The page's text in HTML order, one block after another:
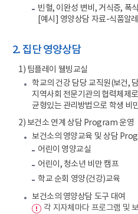
빈혈, 이완성 변비, 거식증, 폭
[예시] 영양상담 자료-식품알레
2. 집단 영양상담
1) 팀플레이 웰빙교실
학교의 건강 담당 교직원(보건,
지역사회 전문기관의 협력체제
균형있는 관리방법으로 학생 비
2) 보건소 연계 상담 Program 운영
보건소의 영양교육 및 상담
어린이 영양교실
어린이, 청소년 비만 캠프
학교 순회 영양(건강)교육
보건소의 영양상담 도구 대여
각 지자체마다 프로그램 및